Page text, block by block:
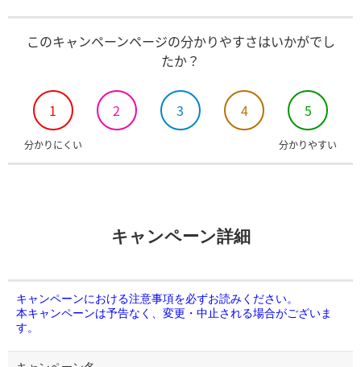
このキャンペーンページの分かりやすさはいかがでし
たか？
1 2 3 4 5
分かりにくい 分かりやすい
キャンペーン詳細
キャンペーンにおける注意事項を必ずお読みください。
本キャンペーンは予告なく、変更・中止される場合がございま
す。